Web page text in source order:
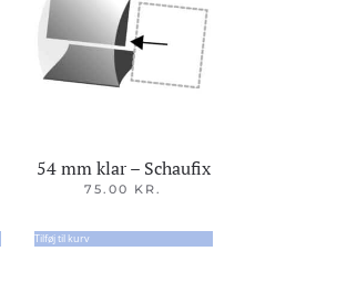
54 mm klar – Schaufix
75.00 KR.
Tilføj til kurv